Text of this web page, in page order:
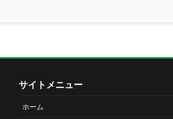
サイトメニュー
ホーム